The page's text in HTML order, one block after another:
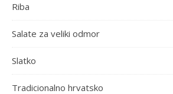
Riba
Salate za veliki odmor
Slatko
Tradicionalno hrvatsko